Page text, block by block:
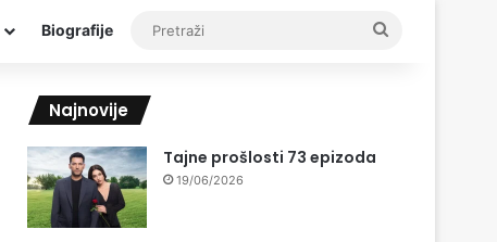
Biografije
Najnovije
Tajne prošlosti 73 epizoda
19/06/2026